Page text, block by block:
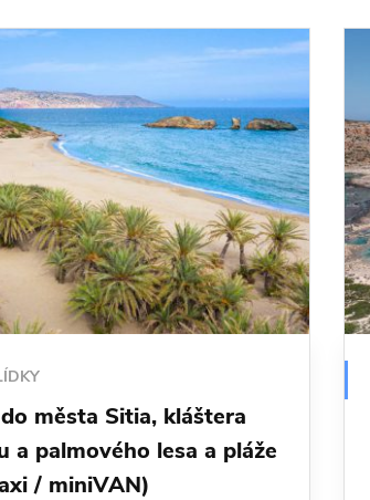
města Sitia, kláštera
a palmového lesa a pláže
/ miniVAN)